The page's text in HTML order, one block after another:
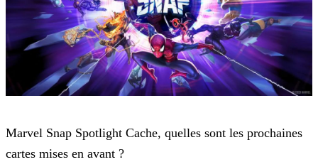
Marvel Snap Spotlight Cache, quelles sont les prochaines
cartes mises en avant ?